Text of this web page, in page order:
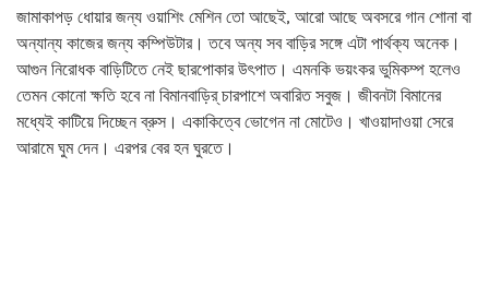
জামাকাপড় ধোয়ার জন্য ওয়াশিং মেশিন তো আছেই, আরো আছে অবসরে গান শোনা বা
অন্যান্য কাজের জন্য কম্পিউটার। তবে অন্য সব বাড়ির সঙ্গে এটা পার্থক্য অনেক।
আগুন নিরোধক বাড়িটিতে নেই ছারপোকার উৎপাত। এমনকি ভয়ংকর ভুমিকম্প হলেও
তেমন কোনো ক্ষতি হবে না বিমানবাড়ির্ চারপাশে অবারিত সবুজ। জীবনটা বিমানের
মধ্যেই কাটিয়ে দিচ্ছেন ব্রুস। একাকিত্বে ভোগেন না মোটেও। খাওয়াদাওয়া সেরে
আরামে ঘুম দেন। এরপর বের হন ঘুরতে।